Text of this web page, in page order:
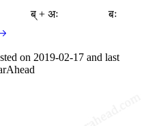
ब् + अः
बः
on 2019-02-17 and last